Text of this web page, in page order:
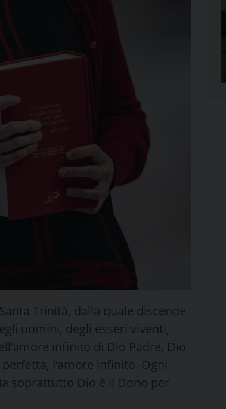
Trinità, dalla quale discende
uomini, degli esseri viventi,
infinito di Dio Padre, Dio
l‘amore infinito. Ogni
soprattutto Dio è il Dono per